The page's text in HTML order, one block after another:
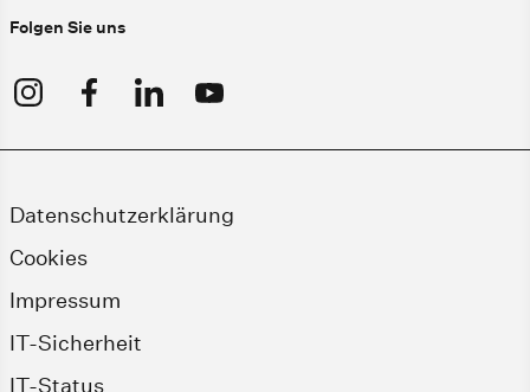
Folgen Sie uns
Datenschutzerklärung
Cookies
Impressum
IT-Sicherheit
IT-Status